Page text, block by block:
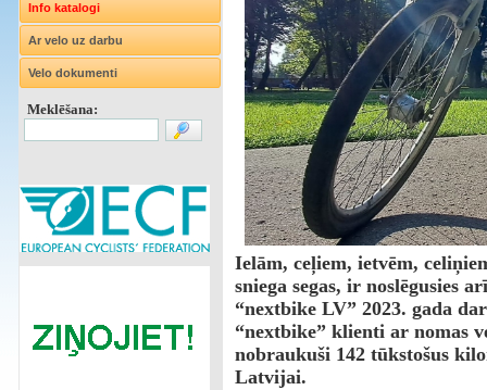
Info katalogi
Ar velo uz darbu
Velo dokumenti
Meklēšana:
Ielām, ceļiem, ietvēm,
sniega segas, ir noslēgusies
“nextbike LV” 2023. gada
“nextbike” klienti ar nomas
nobraukuši 142 tūkstošus
Latvijai.